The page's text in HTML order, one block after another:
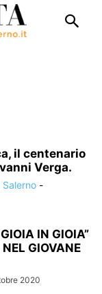
il centenario
Verga.
-
IN GIOIA”
GIOVANE
2020